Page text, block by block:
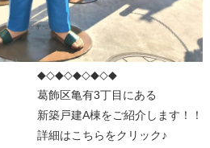
◆◇◆◇◆◇◆◇◆
葛飾区亀有3丁目にある
新築戸建A棟をご紹介します！！
詳細はこちらをクリック♪